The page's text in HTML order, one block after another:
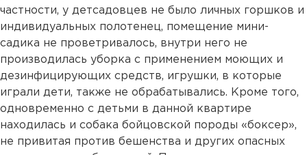
частности, у детсадовцев не было личных горшков и
индивидуальных полотенец, помещение мини-
садика не проветривалось, внутри него не
производилась уборка с применением моющих и
дезинфицирующих средств, игрушки, в которые
играли дети, также не обрабатывались. Кроме того,
одновременно с детьми в данной квартире
находилась и собака бойцовской породы «боксер»,
не привитая против бешенства и других опасных